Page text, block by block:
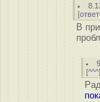
[
В
[^^^